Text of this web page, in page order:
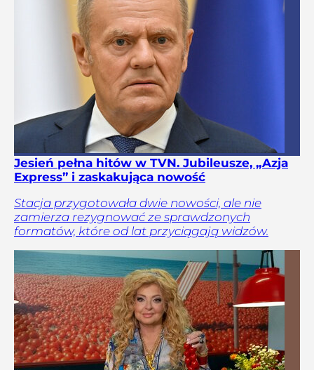
Jesień pełna hitów w TVN. Jubileusze, „Azja
Express” i zaskakująca nowość
Stacja przygotowała dwie nowości, ale nie
zamierza rezygnować ze sprawdzonych
formatów, które od lat przyciągają widzów.